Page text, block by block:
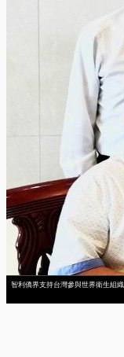
智利僑界支持台灣參與世界衛生組織